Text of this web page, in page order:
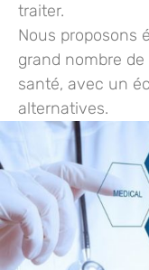
traiter.
Nous proposons
grand nombre
santé, avec un
alternatives.